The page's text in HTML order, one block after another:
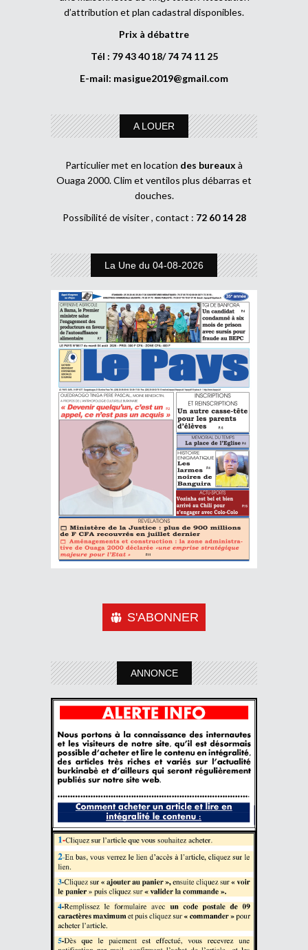
d’attribution et plan cadastral disponibles.
Prix à débattre
Tél : 79 43 40 18/ 74 74 11 25
E-mail: masigue2019@gmail.com
A LOUER
Particulier met en location des bureaux à
Ouaga 2000. Clim et ventilos plus débarras et
douches.
Possibilité de visiter , contact : 72 60 14 28
La Une du 04-08-2026
S'ABONNER
ANNONCE